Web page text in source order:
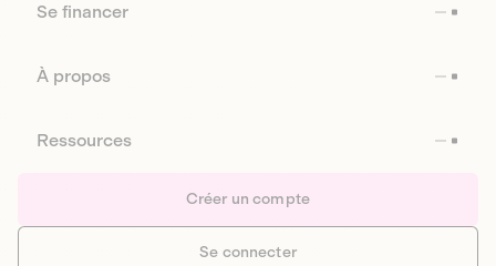
Se financer
À propos
Ressources
Créer un compte
Se connecter